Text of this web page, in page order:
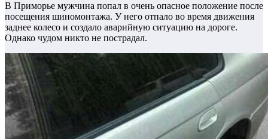
В Приморье мужчина попал в очень опасное положение после
посещения шиномонтажа. У него отпало во время движения
заднее колесо и создало аварийную ситуацию на дороге.
Однако чудом никто не пострадал.